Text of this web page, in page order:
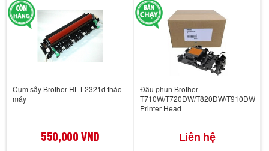
Cụm sấy Brother HL-L2321d tháo
máy
550,000 VND
Đầu phun Brother
T710W/T720DW/T820DW/T910DW/
Printer Head
Liên hệ